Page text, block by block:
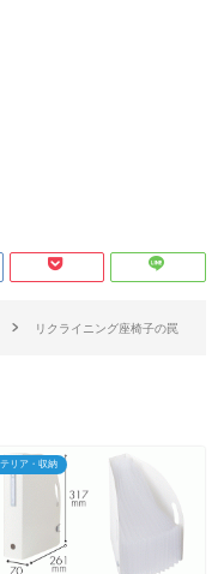
リクライニング座椅子の罠
リア・収納